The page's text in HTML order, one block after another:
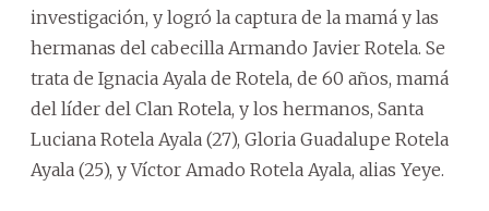
investigación, y logró la captura de la mamá y las
hermanas del cabecilla Armando Javier Rotela. Se
trata de Ignacia Ayala de Rotela, de 60 años, mamá
del líder del Clan Rotela, y los hermanos, Santa
Luciana Rotela Ayala (27), Gloria Guadalupe Rotela
Ayala (25), y Víctor Amado Rotela Ayala, alias Yeye.